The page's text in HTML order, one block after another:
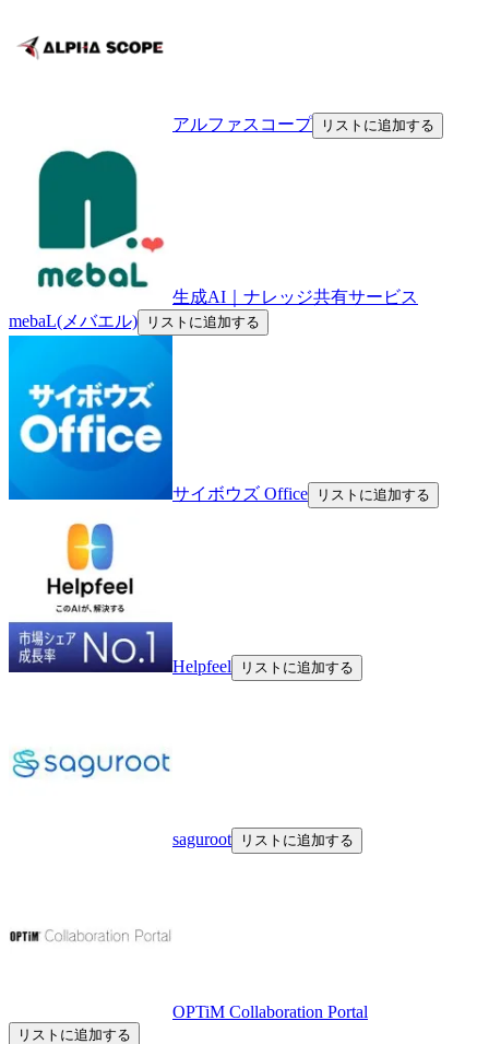
アルファスコープ リストに追加する
生成AI｜ナレッジ共有サービス
mebaL(メバエル)
リストに追加する
サイボウズ Office リストに追加する
Helpfeel リストに追加する
saguroot リストに追加する
OPTiM Collaboration Portal
リストに追加する